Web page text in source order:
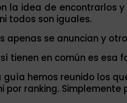
la idea de encontrarlos y
todos son iguales.
apenas se anuncian y
tienen en común es esa
guía hemos reunido los
por ranking.